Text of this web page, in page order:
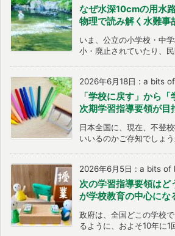
なぜ水深10cmの用水
物理で読み解く水難事
いま、公立の小学校・中
小・廃止されていたり、
2026年6月18日 : a bits
「学校に戻す」から
次期学習指導要領が目
日本全国に、現在、不登
いいるのかご存知でしょ
2026年6月5日 : a bits of
次の学習指導要領は
が学校教育の中心にな
政府は、全国どこの学校
るように、およそ10年に1